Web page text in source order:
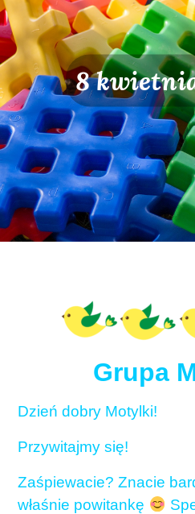
8
Grupa
Dzień dobry Motylki!
Przywitajmy się!
Zaśpiewacie? Znacie
właśnie powitankę